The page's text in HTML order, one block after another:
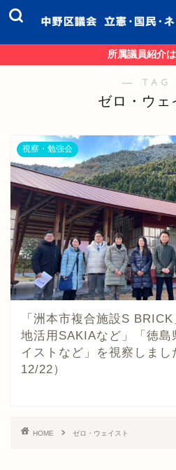
所属議員紹介
― TAG
ゼロ・ウェ
視察・勉強会
「洲本市複合施設S
地活用SAKIAなど」「徳島
イストなど」を視察しま
12/22）
HOME ゼロ・ウェイスト